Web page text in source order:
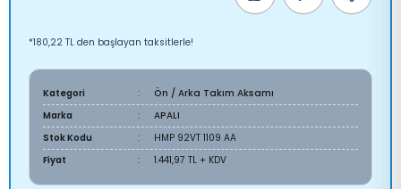
*180,22 TL den başlayan taksitlerle!
Kategori
Ön / Arka Takım Aksamı
Marka
APALI
Stok Kodu
HMP 92VT 1109 AA
Fiyat
1.441,97 TL + KDV